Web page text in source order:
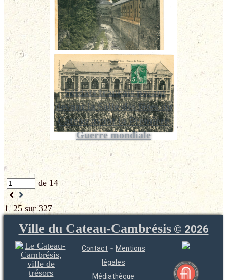
Soldats français posant
devant la Salle des fêtes du
Cateau avant la Première
Guerre mondiale
de 14
1–25 sur 327
Ville du Cateau-Cambrésis© 2026
Contact ~ Mentions
légales
Médiathèque